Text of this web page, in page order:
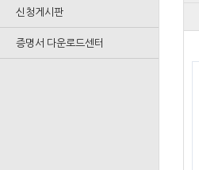
신청게시판
증명서 다운로드센터